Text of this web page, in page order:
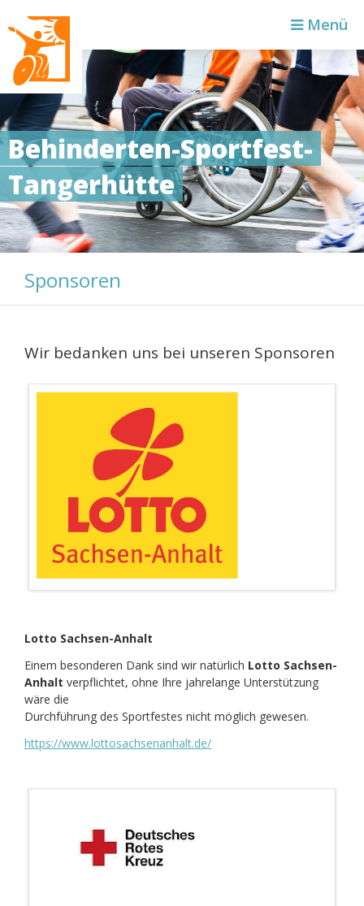
Menü
Behinderten-Sportfest-
Tangerhütte
Sponsoren
Wir bedanken uns bei unseren Sponsoren
Lotto Sachsen-Anhalt
Einem besonderen Dank sind wir natürlich Lotto Sachsen-
Anhalt verpflichtet, ohne Ihre jahrelange Unterstützung
wäre die
Durchführung des Sportfestes nicht möglich gewesen.
https://www.lottosachsenanhalt.de/